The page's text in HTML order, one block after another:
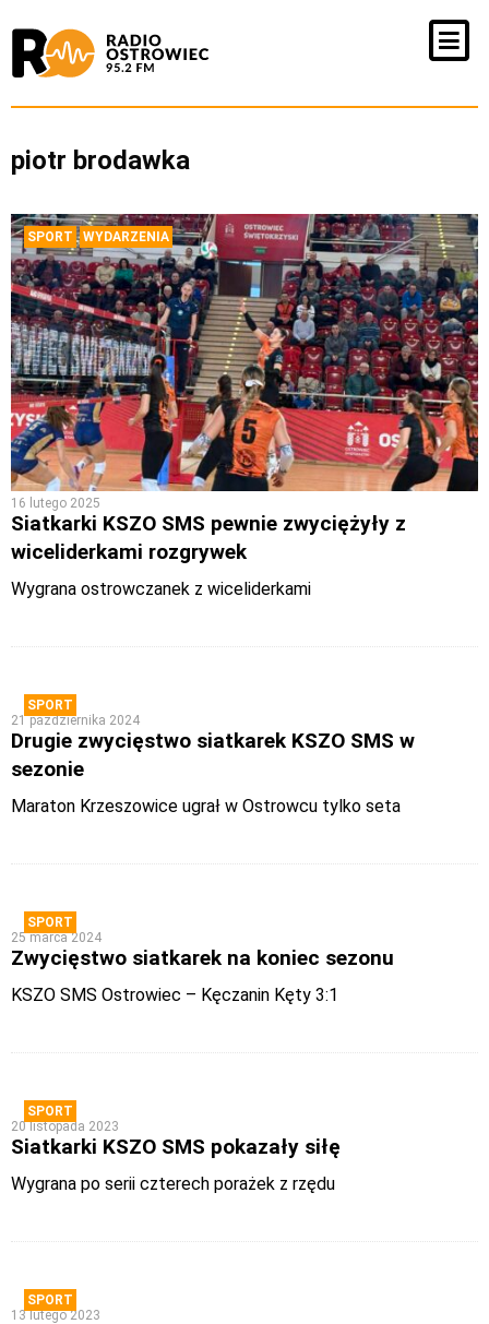
piotr brodawka
SPORT WYDARZENIA
16 lutego 2025
Siatkarki KSZO SMS pewnie zwyciężyły z
wiceliderkami rozgrywek
Wygrana ostrowczanek z wiceliderkami
SPORT
21 października 2024
Drugie zwycięstwo siatkarek KSZO SMS w
sezonie
Maraton Krzeszowice ugrał w Ostrowcu tylko seta
SPORT
25 marca 2024
Zwycięstwo siatkarek na koniec sezonu
KSZO SMS Ostrowiec – Kęczanin Kęty 3:1
SPORT
20 listopada 2023
Siatkarki KSZO SMS pokazały siłę
Wygrana po serii czterech porażek z rzędu
SPORT
13 lutego 2023